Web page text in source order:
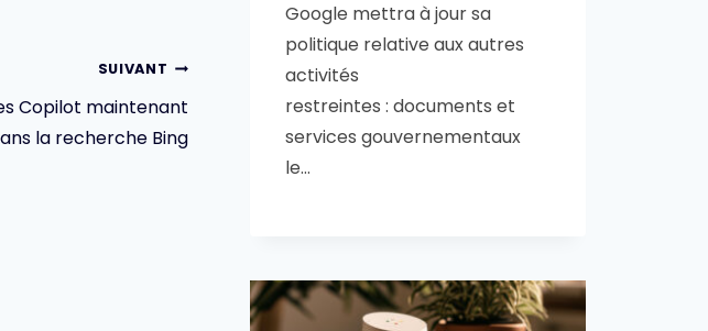
SUIVANT
Copilot maintenant
la recherche Bing
Google mettra à jour sa
politique relative aux autres
activités
restreintes : documents et
services gouvernementaux
le…